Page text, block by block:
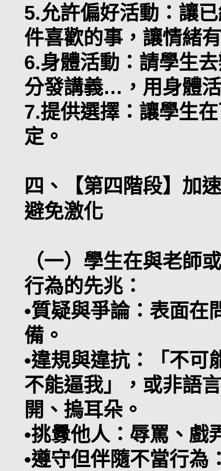
5.允許偏好活動：讓
件喜歡的事，讓情緒
6.身體活動：請學生
分發講義…，用身體
7.提供選擇：讓學生
定。
四、【第四階段】加
避免激化
（一）學生在與老師
行為的先兆：
•質疑與爭論：表面在
備。
•違規與違抗：「不可
不能逼我」，或非語
開、摀耳朵。
•挑釁他人：辱罵、戲
•遵守但伴隨不當行為